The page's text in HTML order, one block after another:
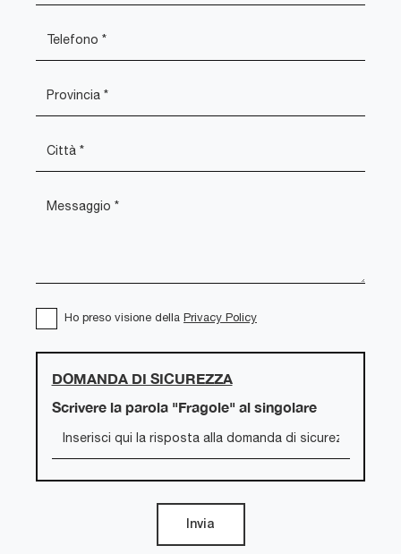
Ho preso visione della Privacy Policy
DOMANDA DI SICUREZZA
Scrivere la parola "Fragole" al singolare
Invia